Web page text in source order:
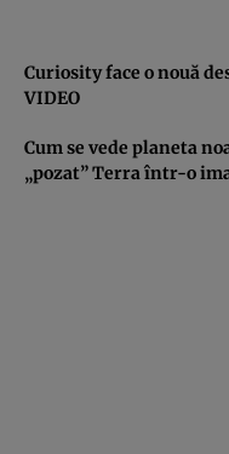
Curiosity face o nouă
VIDEO
Cum se vede planeta
„pozat” Terra într-o